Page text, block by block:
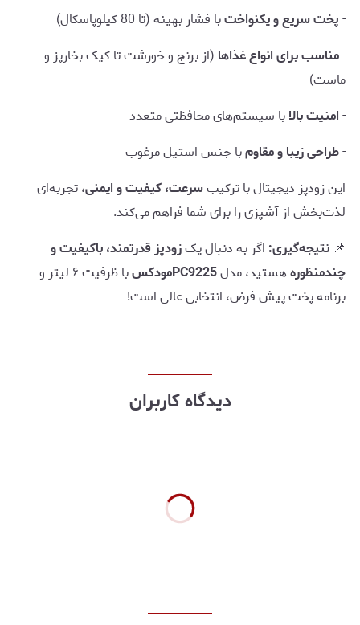
-پخت سریع و یکنواختبا فشار بهینه (تا 80 کیلوپاسکال)
-مناسب برای انواع غذاها (از برنج و خورشت تا کیک بخارپز و
ماست)
-امنیت بالابا سیستم‌های محافظتی متعدد
-طراحی زیبا و مقاومبا جنس استیل مرغوب
این زودپز دیجیتال با ترکیبسرعت، کیفیت و ایمنی، تجربه‌ای
لذت‌بخش از آشپزی را برای شما فراهم می‌کند.
📌 نتیجه‌گیری: اگر به دنبال یکزودپز قدرتمند، باکیفیت و
چندمنظورههستید، مدلPC9225مودکس
با ظرفیت ۶ لیتر و
برنامه پخت پیش فرض، انتخابی عالی است!
دیدگاه کاربران